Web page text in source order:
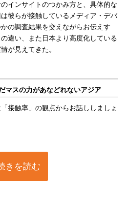
インサイトのつかみ方と、具体的な
彼らが接触しているメディア・デバ
の調査結果を交えながらお伝えす
違い、また日本より高度化している
が見えてきた。
スの力があなどれないアジア
接触率」の観点からお話ししましょ
きを読む